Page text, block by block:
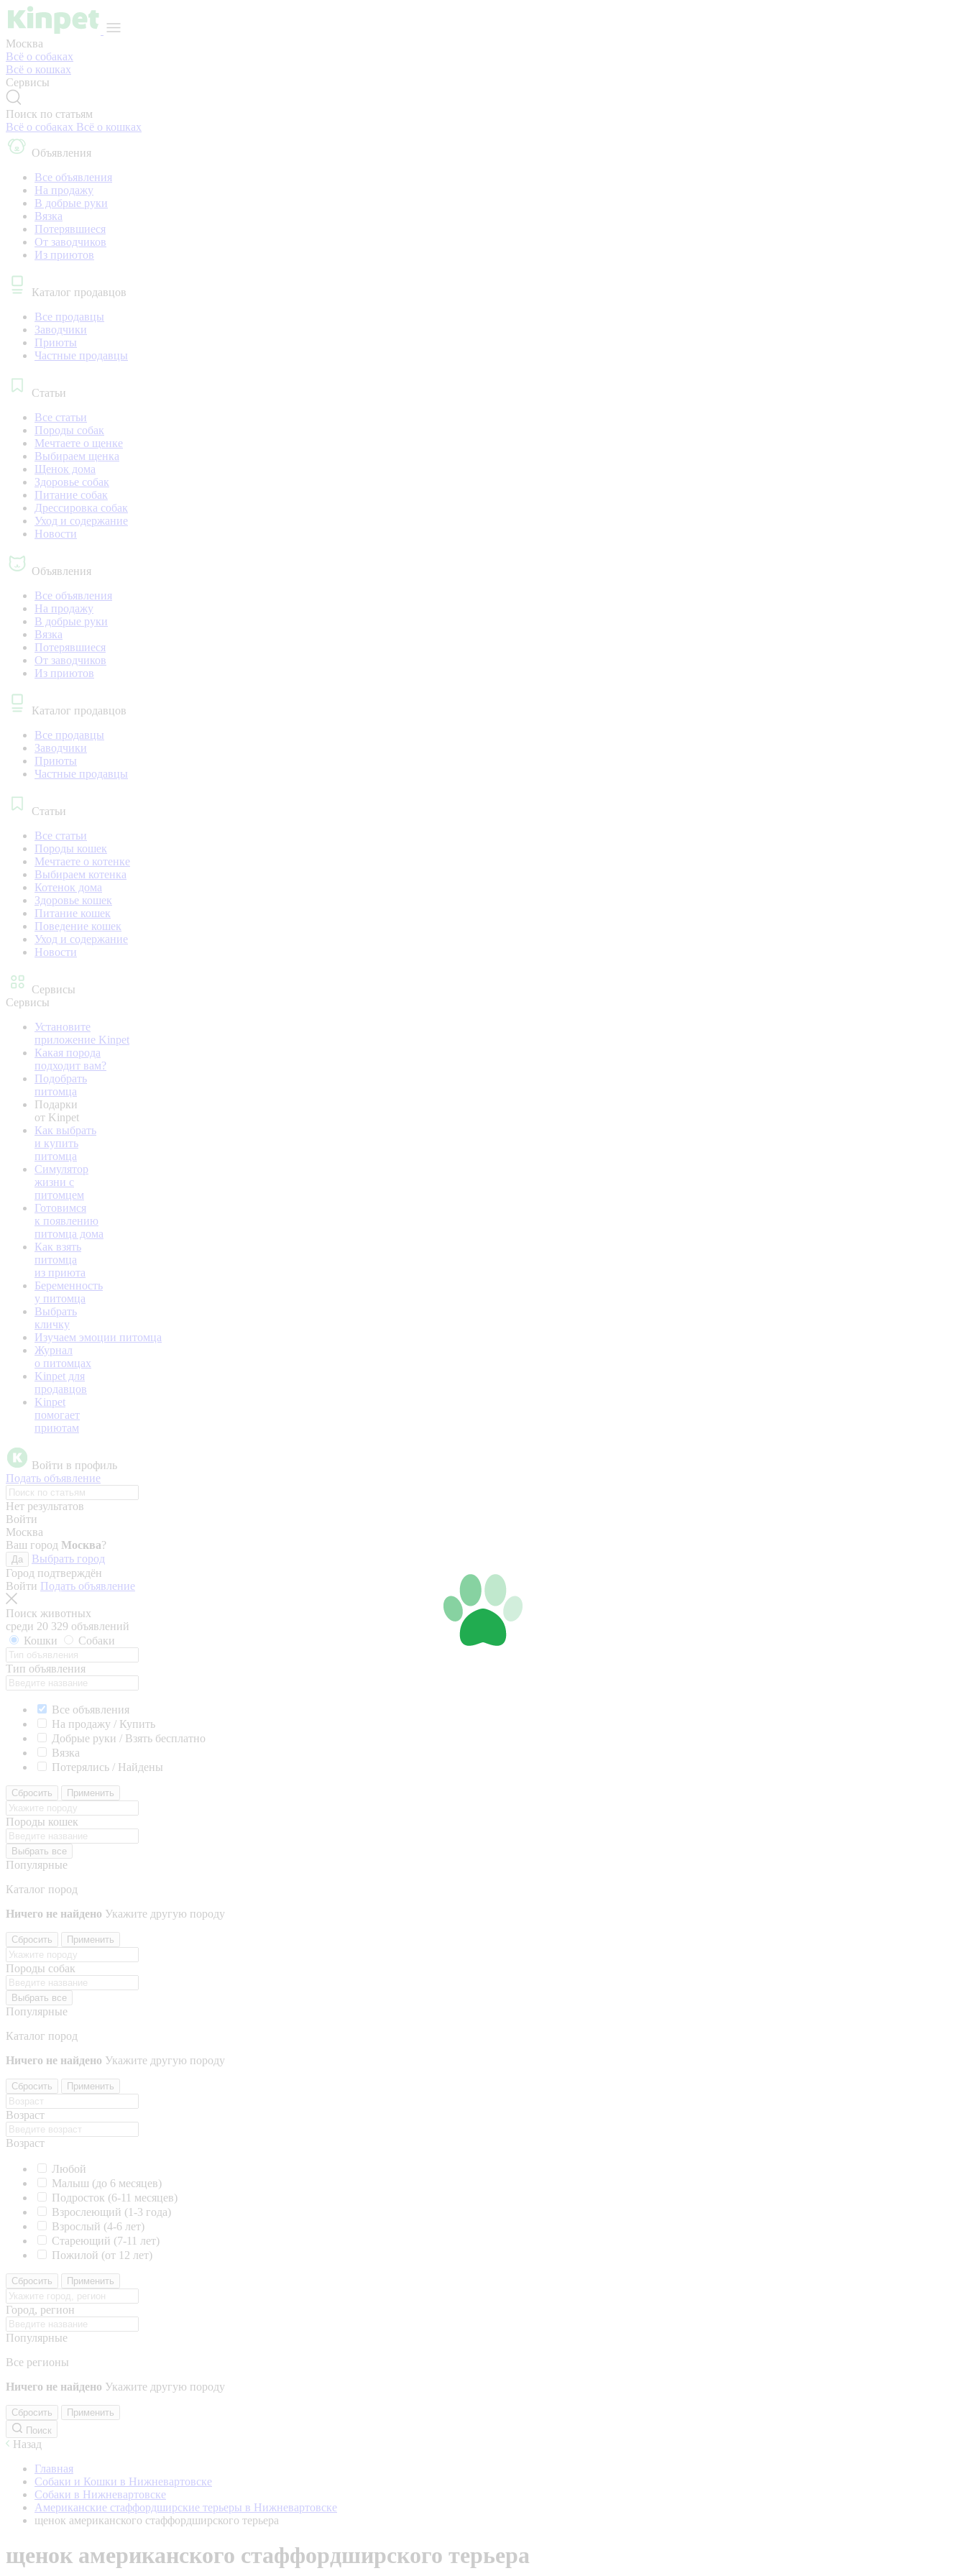
Москва
Всё о собаках
Всё о кошках
Сервисы
Поиск по статьям
Всё о собаках Всё о кошках
Объявления
Все объявления
На продажу
В добрые руки
Вязка
Потерявшиеся
От заводчиков
Из приютов
Каталог продавцов
Все продавцы
Заводчики
Приюты
Частные продавцы
Статьи
Все статьи
Породы собак
Мечтаете о щенке
Выбираем щенка
Щенок дома
Здоровье собак
Питание собак
Дрессировка собак
Уход и содержание
Новости
Объявления
Все объявления
На продажу
В добрые руки
Вязка
Потерявшиеся
От заводчиков
Из приютов
Каталог продавцов
Все продавцы
Заводчики
Приюты
Частные продавцы
Статьи
Все статьи
Породы кошек
Мечтаете о котенке
Выбираем котенка
Котенок дома
Здоровье кошек
Питание кошек
Поведение кошек
Уход и содержание
Новости
Сервисы
Сервисы
Установите
приложение Kinpet
Какая порода
подходит вам?
Подобрать
питомца
Подарки
от Kinpet
Как выбрать
и купить
питомца
Симулятор
жизни с
питомцем
Готовимся
к появлению
питомца дома
Как взять
питомца
из приюта
Беременность
у питомца
Выбрать
кличку
Изучаем эмоции питомца
Журнал
о питомцах
Kinpet для
продавцов
Kinpet
помогает
приютам
Войти в профиль
Подать объявление
Нет результатов
Войти
Москва
Ваш город Москва?
Да
Выбрать город
Город подтверждён
Войти Подать объявление
Поиск животных
среди 20 329 объявлений
Кошки
Собаки
Тип объявления
Все объявления
На продажу / Купить
Добрые руки / Взять бесплатно
Вязка
Потерялись / Найдены
Сбросить Применить
Породы кошек
Выбрать все
Популярные
Каталог пород
Ничего не найдено Укажите другую породу
Сбросить Применить
Породы собак
Выбрать все
Популярные
Каталог пород
Ничего не найдено Укажите другую породу
Сбросить Применить
Возраст
Возраст
Любой
Малыш (до 6 месяцев)
Подросток (6-11 месяцев)
Взрослеющий (1-3 года)
Взрослый (4-6 лет)
Стареющий (7-11 лет)
Пожилой (от 12 лет)
Сбросить Применить
Город, регион
Популярные
Все регионы
Ничего не найдено Укажите другую породу
Сбросить
Применить
Поиск
Назад
Главная
Собаки и Кошки в Нижневартовске
Собаки в Нижневартовске
Американские стаффордширские терьеры в Нижневартовске
щенок американского стаффордширского терьера
щенок американского стаффордширского терьера